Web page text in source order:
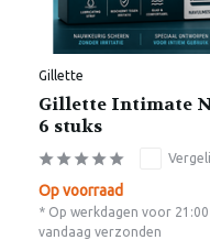
Gillette
Gillette Intimate
6 stuks
Op voorraad
* Op werkdagen voor
vandaag verzonden